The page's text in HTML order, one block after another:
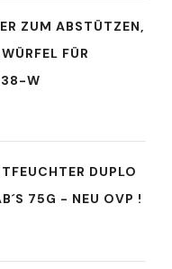
ZUM ABSTÜTZEN, S
FÜR R
W
DUPLO
75G - NEU OVP !